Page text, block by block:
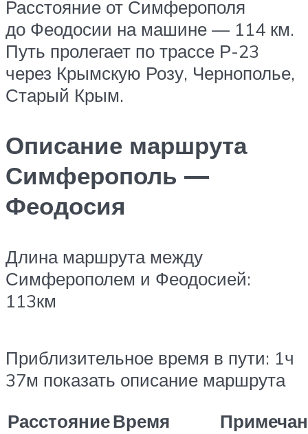
Расстояние от Симферополя
до Феодосии на машине — 114 км.
Путь пролегает по трассе Р-23
через Крымскую Розу, Чернополье,
Старый Крым.
Описание маршрута
Симферополь —
Феодосия
Длина маршрута между
Симферополем и Феодосией:
113км
Приблизительное время в пути: 1ч
37м показать описание маршрута
РасстояниеВремя